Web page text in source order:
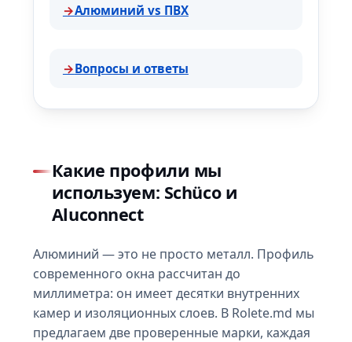
Алюминий vs ПВХ
Вопросы и ответы
Какие профили мы
используем: Schüco и
Aluconnect
Алюминий — это не просто металл. Профиль
современного окна рассчитан до
миллиметра: он имеет десятки внутренних
камер и изоляционных слоев. В Rolete.md мы
предлагаем две проверенные марки, каждая